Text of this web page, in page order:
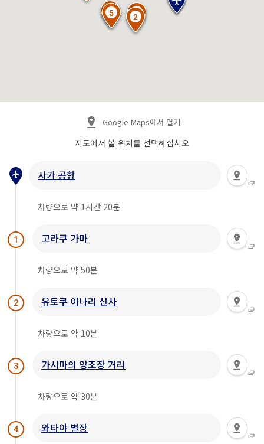
Google Maps에서 열기
지도에서 볼 위치를 선택하십시오
사가 공항
차량으로 약 1시간 20분
1 고라쿠 가마
차량으로 약 50분
2 유토쿠 이나리 신사
차량으로 약 10분
3 가시마의 양조장 거리
차량으로 약 30분
4 와타야 별장